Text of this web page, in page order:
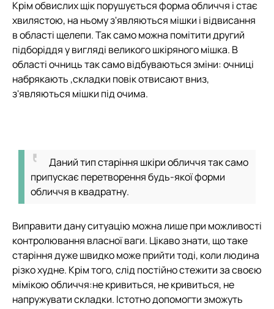
Крім обвислих щік порушується форма обличчя і стає
хвилястою, на ньому з'являються мішки і відвисання
в області щелепи. Так само можна помітити другий
підборіддя у вигляді великого шкіряного мішка. В
області очниць так само відбуваються зміни: очниці
набрякають ,складки повік отвисают вниз,
з'являються мішки під очима.
Даний тип старіння шкіри обличчя так само
припускає перетворення будь-якої форми
обличчя в квадратну.
Виправити дану ситуацію можна лише при можливості
контролювання власної ваги. Цікаво знати, що таке
старіння дуже швидко може прийти тоді, коли людина
різко худне. Крім того, слід постійно стежити за своєю
мімікою обличчя:не кривиться, не кривиться, не
напружувати складки. Істотно допомогти зможуть